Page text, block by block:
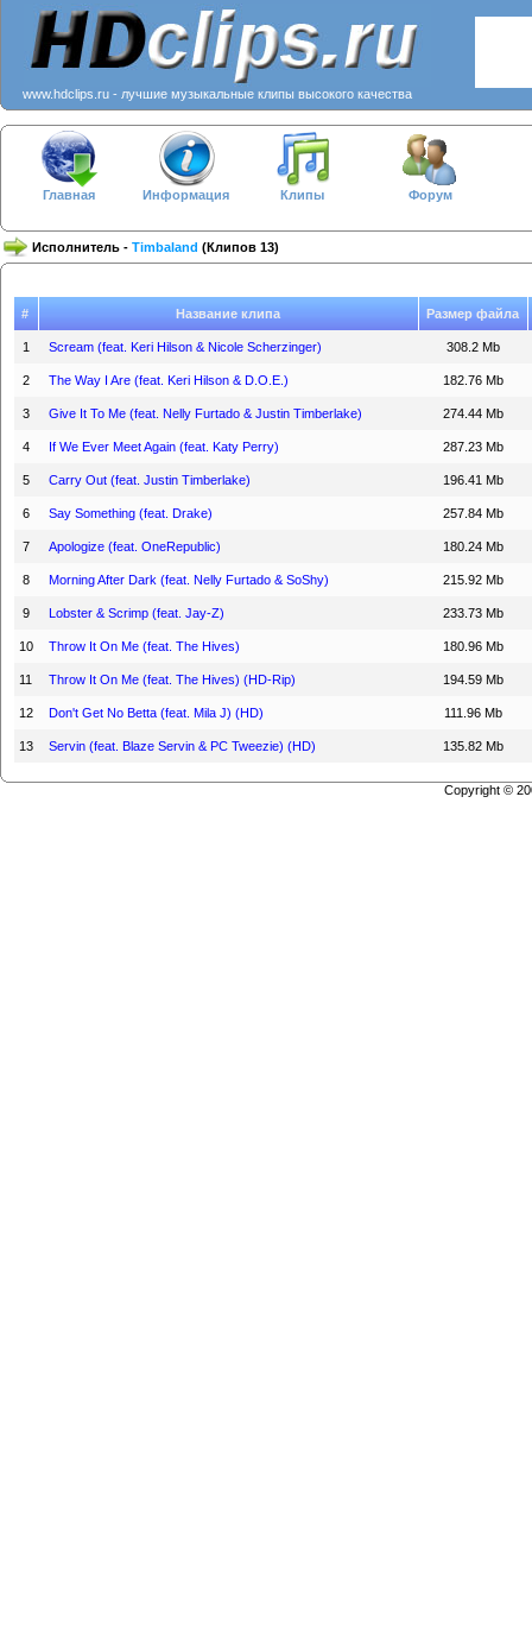
www.hdclips.ru - лучшие музыкальные клипы высокого качества
Главная Информация Клипы Форум
Исполнитель - Timbaland (Клипов 13)
# Название клипа Размер файла
1 Scream (feat. Keri Hilson & Nicole Scherzinger) 308.2 Mb
2 The Way I Are (feat. Keri Hilson & D.O.E.) 182.76 Mb
3 Give It To Me (feat. Nelly Furtado & Justin Timberlake) 274.44 Mb
4 If We Ever Meet Again (feat. Katy Perry) 287.23 Mb
5 Carry Out (feat. Justin Timberlake) 196.41 Mb
6 Say Something (feat. Drake) 257.84 Mb
7 Apologize (feat. OneRepublic) 180.24 Mb
8 Morning After Dark (feat. Nelly Furtado & SoShy) 215.92 Mb
9 Lobster & Scrimp (feat. Jay-Z) 233.73 Mb
10 Throw It On Me (feat. The Hives) 180.96 Mb
11 Throw It On Me (feat. The Hives) (HD-Rip) 194.59 Mb
12 Don't Get No Betta (feat. Mila J) (HD) 111.96 Mb
13 Servin (feat. Blaze Servin & PC Tweezie) (HD) 135.82 Mb
Copyright ©